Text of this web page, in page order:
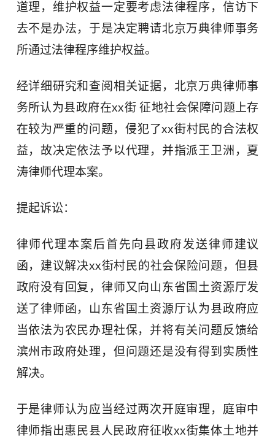
道理，维护权益一定要考虑法律程序，信访下
去不是办法，于是决定聘请北京万典律师事务
所通过法律程序维护权益。
经详细研究和查阅相关证据，北京万典律师事
务所认为县政府在xx街 征地社会保障问题上存
在较为严重的问题，侵犯了xx街村民的合法权
益，故决定依法予以代理，并指派王卫洲，夏
涛律师代理本案。
提起诉讼：
律师代理本案后首先向县政府发送律师建议
函，建议解决xx街村民的社会保险问题，但县
政府没有回复，律师又向山东省国土资源厅发
送了律师函，山东省国土资源厅认为县政府应
当依法为农民办理社保，并将有关问题反馈给
滨州市政府处理，但问题还是没有得到实质性
解决。
于是律师认为应当经过两次开庭审理，庭审中
律师指出惠民县人民政府征收xx街集体土地并